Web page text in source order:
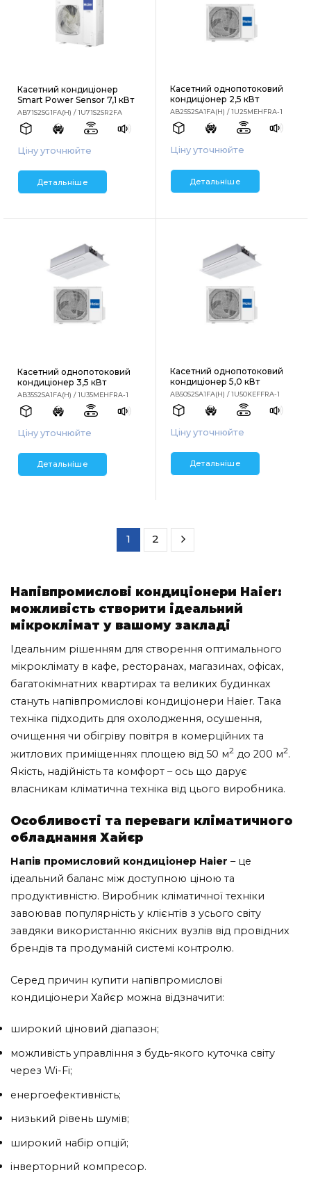
Напівпромислові кондиціонери Haier:
можливість створити ідеальний
мікроклімат у вашому закладі
Ідеальним рішенням для створення оптимального
мікроклімату в кафе, ресторанах, магазинах, офісах,
багатокімнатних квартирах та великих будинках
стануть напівпромислові кондиціонери Haier. Така
техніка підходить для охолодження, осушення,
очищення чи обігріву повітря в комерційних та
житлових приміщеннях площею від 50 м2 до 200 м2.
Якість, надійність та комфорт – ось що дарує
власникам кліматична техніка від цього виробника.
Особливості та переваги кліматичного
обладнання Хайєр
Напів промисловий кондиціонер Haier – це
ідеальний баланс між доступною ціною та
продуктивністю. Виробник кліматичної техніки
завоював популярність у клієнтів з усього світу
завдяки використанню якісних вузлів від провідних
брендів та продуманій системі контролю.
Серед причин купити напівпромислові
кондиціонери Хайєр можна відзначити:
широкий ціновий діапазон;
можливість управління з будь-якого куточка світу
через Wi-Fi;
енергоефективність;
низький рівень шумів;
широкий набір опцій;
інверторний компресор.
Касетний кондиціонер
Smart Power Sensor 7,1 кВт
AB71S2SG1FA(H) / 1U71S2SR2FA
Ціну уточнюйте
Детальніше
Касетний однопотоковий
кондиціонер 2,5 кВт
AB25S2SA1FA(H) / 1U25MEHFRA-1
Ціну уточнюйте
Детальніше
Касетний однопотоковий
кондиціонер 3,5 кВт
AB35S2SA1FA(H) / 1U35MEHFRA-1
Ціну уточнюйте
Детальніше
Касетний однопотоковий
кондиціонер 5,0 кВт
AB50S2SA1FA(H) / 1U50KEFFRA-1
Ціну уточнюйте
Детальніше
1 2